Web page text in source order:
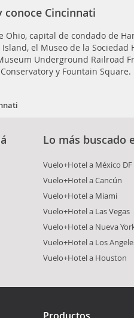
conoce Cincinnati
Ohio, capital de condado de
el Museo de la
Underground Railroad
y Fountain Square.
Lo más buscado
Vuelo+Hotel a México DF
Vuelo+Hotel a Cancún
Vuelo+Hotel a Miami
Vuelo+Hotel a Las Vegas
Vuelo+Hotel a Nueva
Vuelo+Hotel a Los
Vuelo+Hotel a Houston